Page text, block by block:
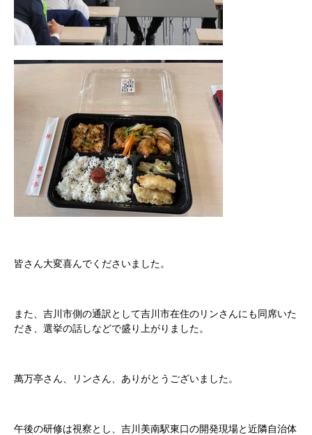
皆さん大変喜んでくださいました。
また、吉川市側の通訳として吉川市在住のリンさんにも同席いた
だき、選挙の話しなどで盛り上がりました。
萬万亭さん、リンさん、ありがとうございました。
午後の研修は視察とし、吉川美南駅東口の開発現場と近隣自治体